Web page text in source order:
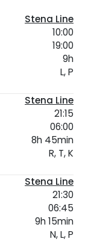
Stena Line
10:00
19:00
9h
L, P
Stena Line
21:15
06:00
8h 45min
R, T, K
Stena Line
21:30
06:45
9h 15min
N, L, P